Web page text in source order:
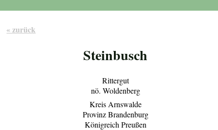
« zurück
Steinbusch
Rittergut
nö. Woldenberg
Kreis Arnswalde
Provinz Brandenburg
Königreich Preußen